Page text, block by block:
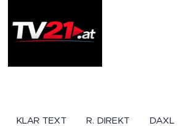
KLAR TEXT R. DIREKT DAXL